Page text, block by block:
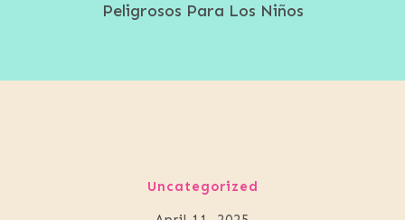
Peligrosos Para Los Niños
Uncategorized